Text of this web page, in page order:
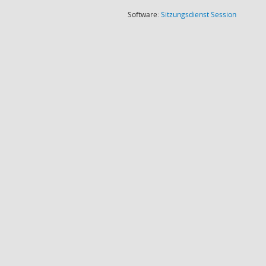
Software:SitzungsdienstSession(Wird in